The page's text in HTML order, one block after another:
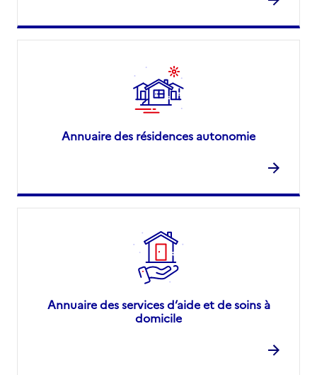
Annuaire des résidences autonomie
Annuaire des services d’aide et de soins à
domicile